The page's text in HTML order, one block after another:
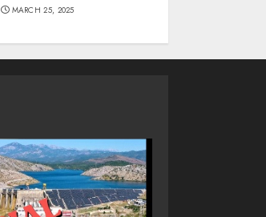
MARCH 25, 2025